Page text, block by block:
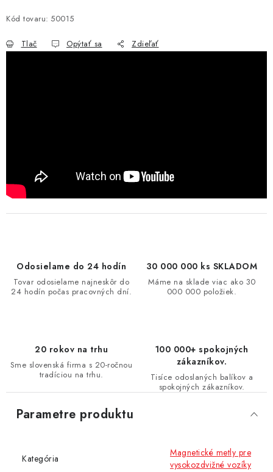
Kód tovaru: 50015
Tlač Opýtať sa Zdieľať
Odosielame do 24 hodín
Tovar odosielame najneskôr do
24 hodín počas pracovných dní.
30 000 000 ks SKLADOM
Máme na sklade viac ako 30
000 000 položiek.
20 rokov na trhu
Sme slovenská firma s 20-ročnou
tradíciou na trhu.
100 000+ spokojných
zákazníkov.
Tisíce odoslaných balíkov a
spokojných zákazníkov.
Parametre produktu
Kategória
Magnetické metly pre
vysokozdvižné vozíky